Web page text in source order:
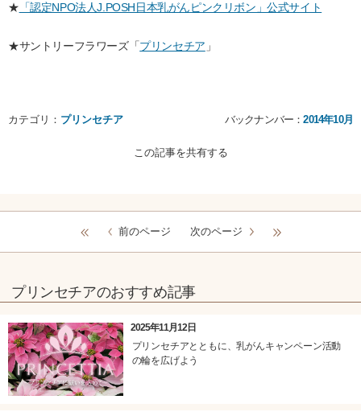
★ 「認定NPO法人J.POSH日本乳がんピンクリボン」公式サイト
★サントリーフラワーズ「プリンセチア 」
カテゴリ： プリンセチア バックナンバー：2014年10月
この記事を共有する
前のページ 次のページ
プリンセチアのおすすめ記事
2025年11月12日
プリンセチアとともに、乳がんキャンペーン活動
の輪を広げよう